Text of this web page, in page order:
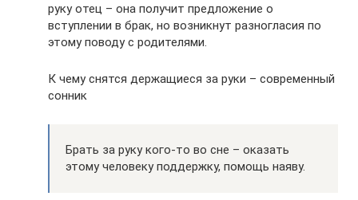
руку отец – она получит предложение о
вступлении в брак, но возникнут разногласия по
этому поводу с родителями.
К чему снятся держащиеся за руки – современный
сонник
Брать за руку кого-то во сне – оказать
этому человеку поддержку, помощь наяву.